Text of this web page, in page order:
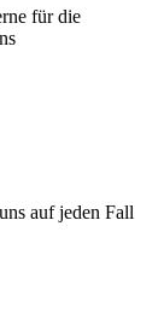
für die
auf jeden Fall